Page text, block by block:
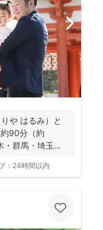
や はるみ）と
90分（約
・群馬・埼玉
： 24時間以内